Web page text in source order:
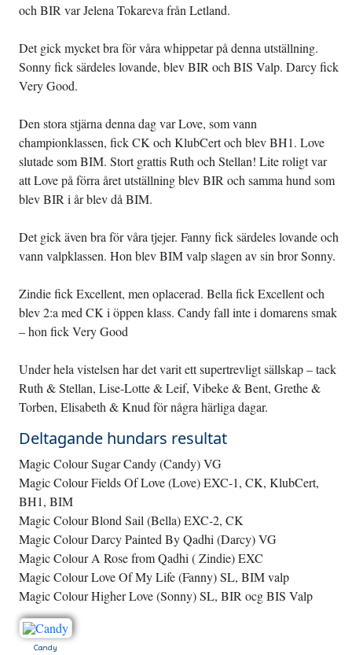
och BIR var Jelena Tokareva från Letland.
Det gick mycket bra för våra whippetar på denna utställning.
Sonny fick särdeles lovande, blev BIR och BIS Valp. Darcy fick
Very Good.
Den stora stjärna denna dag var Love, som vann
championklassen, fick CK och KlubCert och blev BH1. Love
slutade som BIM. Stort grattis Ruth och Stellan! Lite roligt var
att Love på förra året utställning blev BIR och samma hund som
blev BIR i år blev då BIM.
Det gick även bra för våra tjejer. Fanny fick särdeles lovande och
vann valpklassen. Hon blev BIM valp slagen av sin bror Sonny.
Zindie fick Excellent, men oplacerad. Bella fick Excellent och
blev 2:a med CK i öppen klass. Candy fall inte i domarens smak
– hon fick Very Good
Under hela vistelsen har det varit ett supertrevligt sällskap – tack
Ruth & Stellan, Lise-Lotte & Leif, Vibeke & Bent, Grethe &
Torben, Elisabeth & Knud för några härliga dagar.
Deltagande hundars resultat
Magic Colour Sugar Candy (Candy) VG
Magic Colour Fields Of Love (Love) EXC-1, CK, KlubCert,
BH1, BIM
Magic Colour Blond Sail (Bella) EXC-2, CK
Magic Colour Darcy Painted By Qadhi (Darcy) VG
Magic Colour A Rose from Qadhi ( Zindie) EXC
Magic Colour Love Of My Life (Fanny) SL, BIM valp
Magic Colour Higher Love (Sonny) SL, BIR ocg BIS Valp
Candy